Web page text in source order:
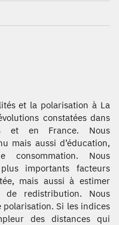
et la polarisation à La
constatées dans
et en France. Nous
mais aussi d’éducation,
consommation. Nous
importants facteurs
mais aussi à estimer
de redistribution. Nous
polarisation. Si les indices
des distances qui